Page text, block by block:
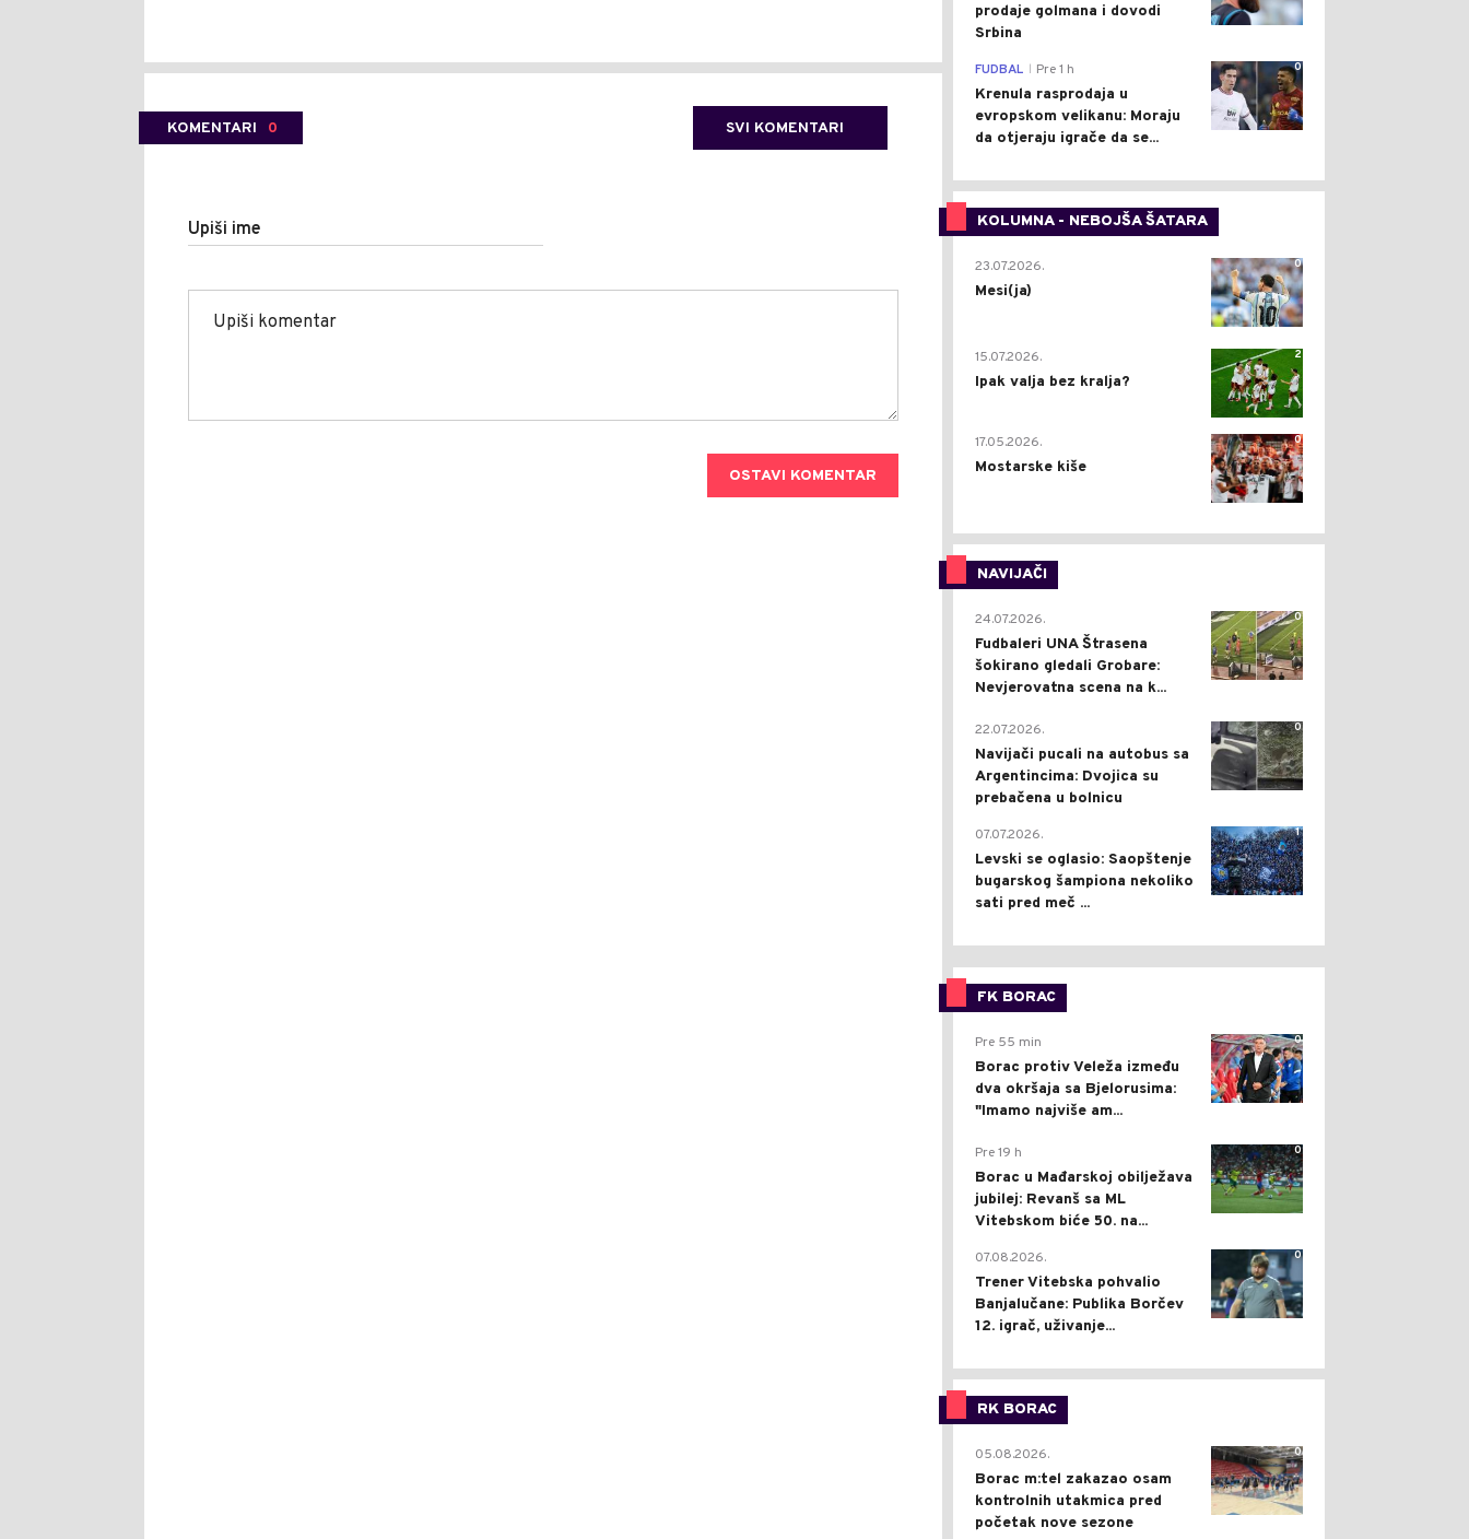
KOMENTARI 0 SVI KOMENTARI
Upiši ime
OSTAVI KOMENTAR
prodaje golmana i dovodi
Srbina
0
FUDBAL Pre 1 h
Krenula rasprodaja u
evropskom velikanu: Moraju
da otjeraju igrače da se...
KOLUMNA - NEBOJŠA ŠATARA
0
23.07.2026.
Mesi(ja)
2
15.07.2026.
Ipak valja bez kralja?
0
17.05.2026.
Mostarske kiše
NAVIJAČI
0
24.07.2026.
Fudbaleri UNA Štrasena
šokirano gledali Grobare:
Nevjerovatna scena na k...
0
22.07.2026.
Navijači pucali na autobus sa
Argentincima: Dvojica su
prebačena u bolnicu
1
07.07.2026.
Levski se oglasio: Saopštenje
bugarskog šampiona nekoliko
sati pred meč ...
FK BORAC
0
Pre 55 min
Borac protiv Veleža između
dva okršaja sa Bjelorusima:
"Imamo najviše am...
0
Pre 19 h
Borac u Mađarskoj obilježava
jubilej: Revanš sa ML
Vitebskom biće 50. na...
0
07.08.2026.
Trener Vitebska pohvalio
Banjalučane: Publika Borčev
12. igrač, uživanje...
RK BORAC
0
05.08.2026.
Borac m:tel zakazao osam
kontrolnih utakmica pred
početak nove sezone